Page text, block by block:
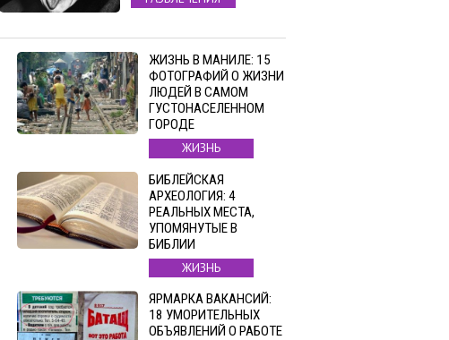
ЖИЗНЬ В МАНИЛЕ: 15
ФОТОГРАФИЙ О ЖИЗНИ
ЛЮДЕЙ В САМОМ
ГУСТОНАСЕЛЕННОМ
ГОРОДЕ
ЖИЗНЬ
БИБЛЕЙСКАЯ
АРХЕОЛОГИЯ: 4
РЕАЛЬНЫХ МЕСТА,
УПОМЯНУТЫЕ В
БИБЛИИ
ЖИЗНЬ
ЯРМАРКА ВАКАНСИЙ:
18 УМОРИТЕЛЬНЫХ
ОБЪЯВЛЕНИЙ О РАБОТЕ